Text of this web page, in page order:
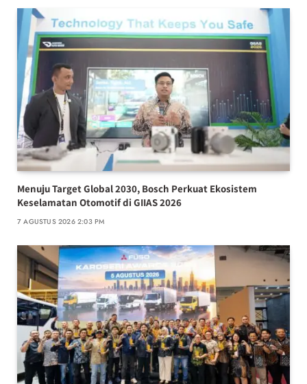
Menuju Target Global 2030, Bosch Perkuat Ekosistem
Keselamatan Otomotif di GIIAS 2026
7 AGUSTUS 2026 2:03 PM